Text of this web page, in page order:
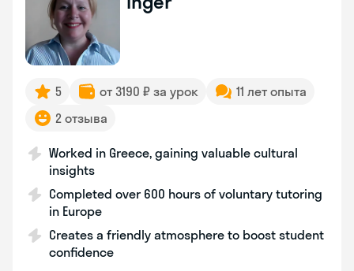
5 от 3190 ₽ за урок
11 лет опыта
2 отзыва
Worked in Greece, gaining valuable cultural
insights
Completed over 600 hours of voluntary tutoring
in Europe
Creates a friendly atmosphere to boost student
confidence